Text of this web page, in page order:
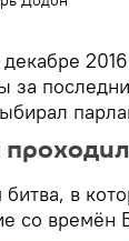
за
в
со времён